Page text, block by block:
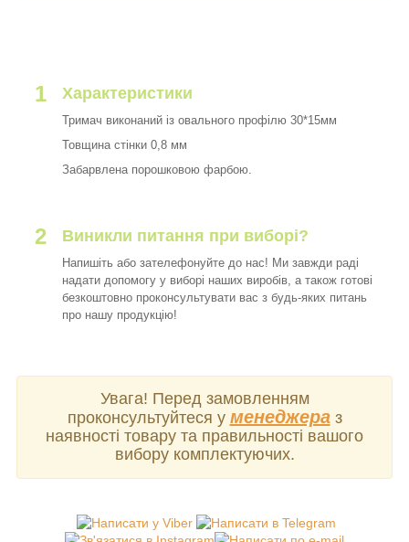
1 Характеристики
Тримач виконаний із овального профілю 30*15мм
Товщина стінки 0,8 мм
Забарвлена порошковою фарбою.
2 Виникли питання при виборі?
Напишіть або зателефонуйте до нас! Ми завжди раді
надати допомогу у виборі наших виробів, а також готові
безкоштовно проконсультувати вас з будь-яких питань
про нашу продукцію!
Увага! Перед замовленням
проконсультуйтеся у менеджераз
наявності товару та правильності вашого
вибору комплектуючих.